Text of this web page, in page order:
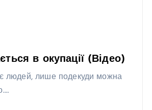
в окупації (Відео)
людей, лише подекуди можна